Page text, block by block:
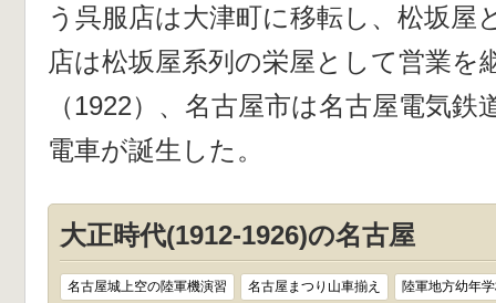
う呉服店は大津町に移転し、松坂屋
店は松坂屋系列の栄屋として営業を
（1922）、名古屋市は名古屋電気
電車が誕生した。
大正時代(1912-1926)の名古屋
名古屋城上空の陸軍機演習 名古屋まつり山車揃え 陸軍地方幼年